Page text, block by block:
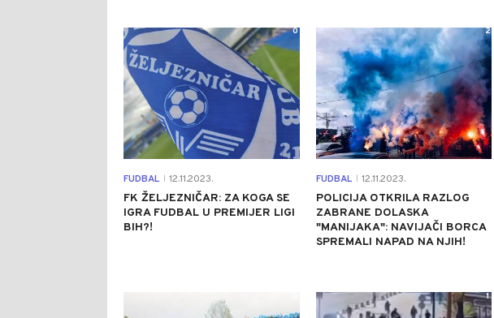
FUDBAL 12.11.2023.
FK ŽELJEZNIČAR: ZA KOGA SE
IGRA FUDBAL U PREMIJER LIGI
BIH?!
0
FUDBAL 12.11.2023.
POLICIJA OTKRILA RAZLOG
ZABRANE DOLASKA
"MANIJAKA": NAVIJAČI BORCA
SPREMALI NAPAD NA NJIH!
2
1